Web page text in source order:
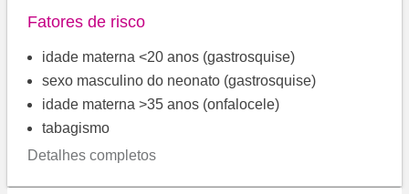
Fatores de risco
idade materna <20 anos (gastrosquise)
sexo masculino do neonato (gastrosquise)
idade materna >35 anos (onfalocele)
tabagismo
Detalhes completos